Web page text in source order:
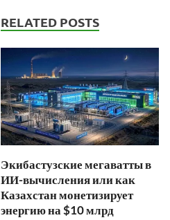
RELATED POSTS
Экибастузские мегаватты в
ИИ-вычисления или как
Казахстан монетизирует
энергию на $10 млрд